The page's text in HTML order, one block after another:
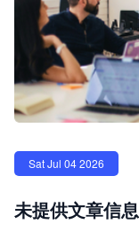
Sat Jul 04 2026
未提供文章信息